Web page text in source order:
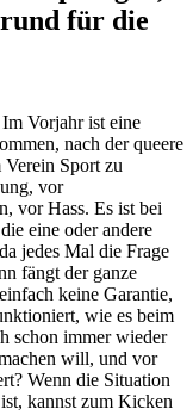
für die
Vorjahr ist eine
nach der queere
Sport zu
vor
vor Hass. Es ist bei
eine oder andere
jedes Mal die Frage
fängt der ganze
keine Garantie,
wie es beim
schon immer wieder
will, und vor
Wenn die Situation
kannst zum Kicken